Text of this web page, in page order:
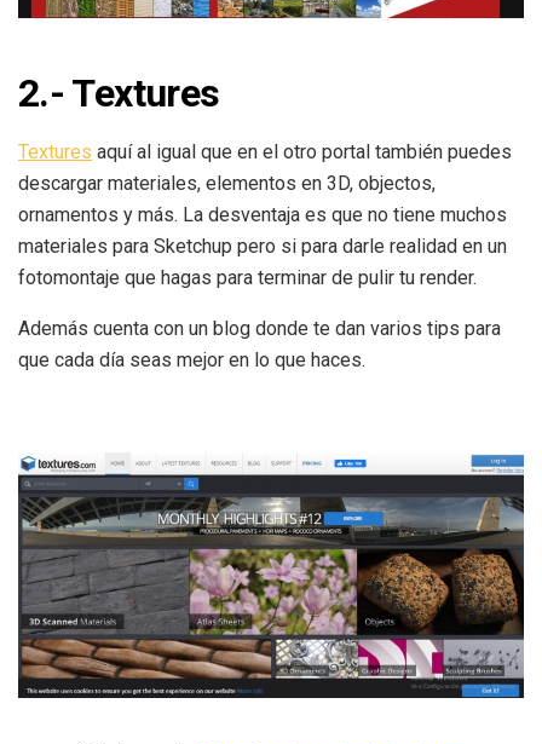
2.- Textures
Textures aquí al igual que en el otro portal también puedes
descargar materiales, elementos en 3D, objectos,
ornamentos y más. La desventaja es que no tiene muchos
materiales para Sketchup pero si para darle realidad en un
fotomontaje que hagas para terminar de pulir tu render.
Además cuenta con un blog donde te dan varios tips para
que cada día seas mejor en lo que haces.